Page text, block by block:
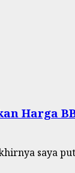
Harga
saya